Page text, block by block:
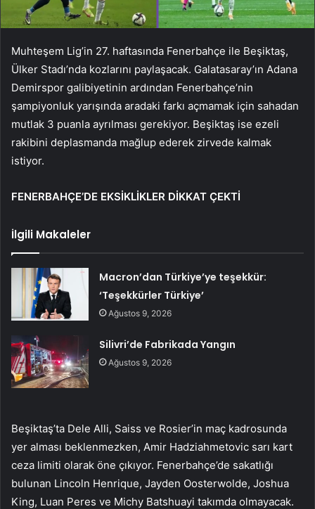
Muhteşem Lig’in 27. haftasında Fenerbahçe ile Beşiktaş,
Ülker Stadı’nda kozlarını paylaşacak. Galatasaray’ın Adana
Demirspor galibiyetinin ardından Fenerbahçe’nin
şampiyonluk yarışında aradaki farkı açmamak için sahadan
mutlak 3 puanla ayrılması gerekiyor. Beşiktaş ise ezeli
rakibini deplasmanda mağlup ederek zirvede kalmak
istiyor.
FENERBAHÇE’DE EKSİKLİKLER DİKKAT ÇEKTİ
İlgili Makaleler
Macron’dan Türkiye’ye teşekkür:
‘Teşekkürler Türkiye’
Ağustos 9, 2026
Silivri’de Fabrikada Yangın
Ağustos 9, 2026
Beşiktaş’ta Dele Alli, Saiss ve Rosier’in maç kadrosunda
yer alması beklenmezken, Amir Hadziahmetovic sarı kart
ceza limiti olarak öne çıkıyor. Fenerbahçe’de sakatlığı
bulunan Lincoln Henrique, Jayden Oosterwolde, Joshua
King, Luan Peres ve Michy Batshuayi takımda olmayacak.